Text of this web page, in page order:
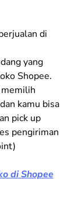
di
yang
Shopee.
kamu bisa
pick up
pengiriman
di Shopee